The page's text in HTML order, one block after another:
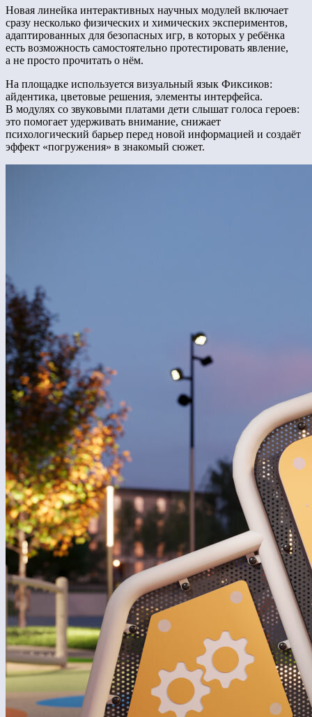
Новая линейка интерактивных научных модулей включает
сразу несколько физических и химических экспериментов,
адаптированных для безопасных игр, в которых у ребёнка
есть возможность самостоятельно протестировать явление,
а не просто прочитать о нём.
На площадке используется визуальный язык Фиксиков:
айдентика, цветовые решения, элементы интерфейса.
В модулях со звуковыми платами дети слышат голоса героев:
это помогает удерживать внимание, снижает
психологический барьер перед новой информацией и создаёт
эффект «погружения» в знакомый сюжет.